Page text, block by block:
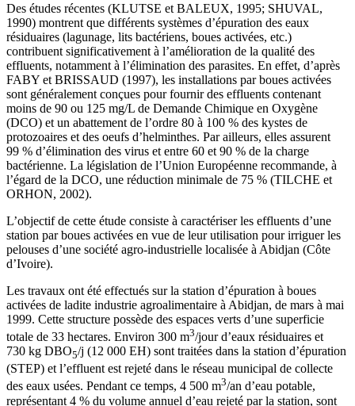
Des études récentes (KLUTSE et BALEUX, 1995; SHUVAL,
1990) montrent que différents systèmes d’épuration des eaux
résiduaires (lagunage, lits bactériens, boues activées, etc.)
contribuent significativement à l’amélioration de la qualité des
effluents, notamment à l’élimination des parasites. En effet, d’après
FABY et BRISSAUD (1997), les installations par boues activées
sont généralement conçues pour fournir des effluents contenant
moins de 90 ou 125 mg/L de Demande Chimique en Oxygène
(DCO) et un abattement de l’ordre 80 à 100 % des kystes de
protozoaires et des oeufs d’helminthes. Par ailleurs, elles assurent
99 % d’élimination des virus et entre 60 et 90 % de la charge
bactérienne. La législation de l’Union Européenne recommande, à
l’égard de la DCO, une réduction minimale de 75 % (TILCHE et
ORHON, 2002).
L’objectif de cette étude consiste à caractériser les effluents d’une
station par boues activées en vue de leur utilisation pour irriguer les
pelouses d’une société agro-industrielle localisée à Abidjan (Côte
d’Ivoire).
Les travaux ont été effectués sur la station d’épuration à boues
activées de ladite industrie agroalimentaire à Abidjan, de mars à mai
1999. Cette structure possède des espaces verts d’une superficie
totale de 33 hectares. Environ 300 m3/jour d’eaux résiduaires et
730 kg DBO5/j (12 000 EH) sont traitées dans la station d’épuration
(STEP) et l’effluent est rejeté dans le réseau municipal de collecte
des eaux usées. Pendant ce temps, 4 500 m3/an d’eau potable,
représentant 4 % du volume annuel d’eau rejeté par la station, sont